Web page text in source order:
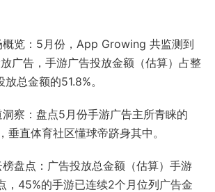
览：5月份，App Growing 共监测到
广告，手游广告投放金额（估算）占整
总金额的51.8%。
察：盘点5月份手游广告主所青睐的
垂直体育社区懂球帝跻身其中。
盘点：广告投放总金额（估算）手游
，45%的手游已连续2个月位列广告金